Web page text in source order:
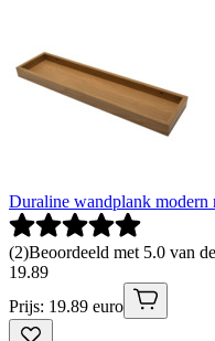
Duraline wandplank modern
(2)Beoordeeld met 5.0 van
19.89
Prijs: 19.89 euro